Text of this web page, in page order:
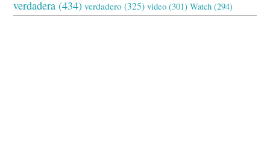
verdadera (434) verdadero (325) video (301) Watch (294)